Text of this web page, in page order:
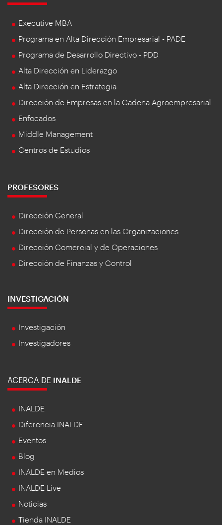
Executive MBA
Programa en Alta Dirección Empresarial - PADE
Programa de Desarrollo Directivo - PDD
Alta Dirección en Liderazgo
Alta Dirección en Estrategia
Dirección de Empresas en la Cadena Agroempresarial
Enfocados
Middle Management
Centros de Estudios
PROFESORES
Dirección General
Dirección de Personas en las Organizaciones
Dirección Comercial y de Operaciones
Dirección de Finanzas y Control
INVESTIGACIÓN
Investigación
Investigadores
ACERCA DE INALDE
INALDE
Diferencia INALDE
Eventos
Blog
INALDE en Medios
INALDE Live
Noticias
Tienda INALDE